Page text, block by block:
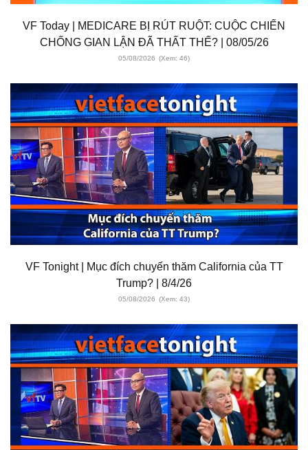
VF Today | MEDICARE BỊ RÚT RUỘT: CUỘC CHIẾN
CHỐNG GIAN LẬN ĐÃ THẤT THẾ? | 08/05/26
05/08/2026 (Xem: 46)
VF Tonight | Mục đích chuyến thăm California của TT
Trump? | 8/4/26
05/08/2026 (Xem: 43)